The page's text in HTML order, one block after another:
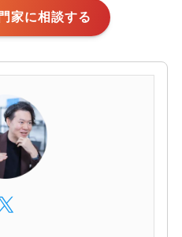
家に相談する